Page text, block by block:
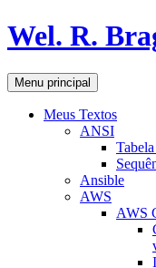
Pular
para
conteúdo
Wel. R.
Pesquisar
Menu principal
Meus Textos
ANSI
Ansible
AWS
AWS